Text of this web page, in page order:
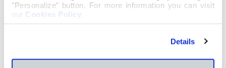
"Personalize" button. For more information you can visit
our Cookies Policy
Details